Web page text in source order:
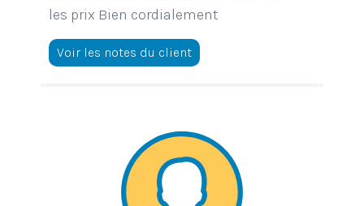
les prix Bien cordialement
Voir les notes du client